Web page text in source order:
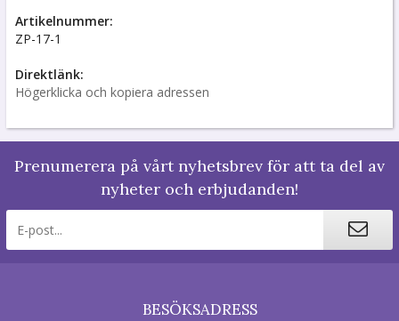
Artikelnummer:
ZP-17-1
Direktlänk:
Högerklicka och kopiera adressen
Prenumerera på vårt nyhetsbrev för att ta del av
nyheter och erbjudanden!
BESÖKSADRESS